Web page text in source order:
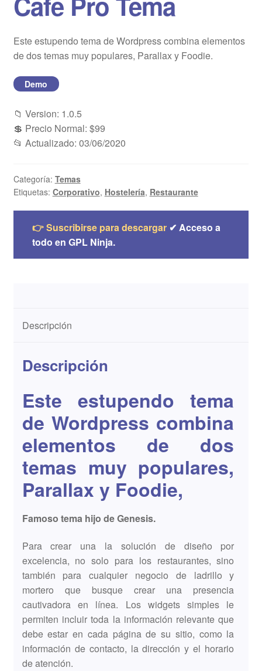
Blog
Mi cuenta
Este estupendo tema de Wordpress combina elementos
de dos temas muy populares, Parallax y Foodie.
Demo
📁 Version: 1.0.5
💲 Precio Normal: $99
📂 Actualizado: 03/06/2020
Categoría: Temas
Etiquetas: Corporativo, Hostelería, Restaurante
👉 Suscribirse para descargar✔ Acceso a
todo en GPL Ninja.
Descripción
Descripción
Este estupendo tema
de Wordpress combina
elementos de dos
temas muy populares,
Parallax y Foodie,
Famoso tema hijo de Genesis.
Para crear una la solución de diseño por
excelencia, no solo para los restaurantes, sino
también para cualquier negocio de ladrillo y
mortero que busque crear una presencia
cautivadora en línea. Los widgets simples le
permiten incluir toda la información relevante que
debe estar en cada página de su sitio, como la
información de contacto, la dirección y el horario
de atención.